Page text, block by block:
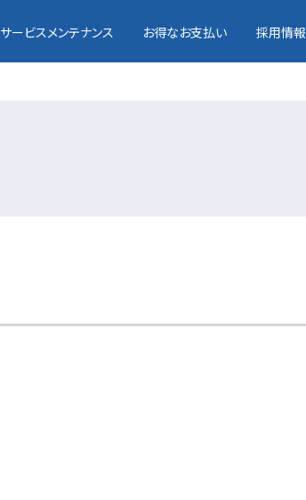
サービスメンテナンス
サービスメンテナンス お得なお支払い 採用情報